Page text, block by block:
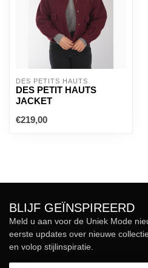
DES PETITS HAUTS
DES PETIT HAUTS
JACKET
€219,00
BLIJF GEÏNSPIREERD
Meld u aan voor de Uniek Mode
eerste updates over nieuwe
en volop stijlinspiratie.